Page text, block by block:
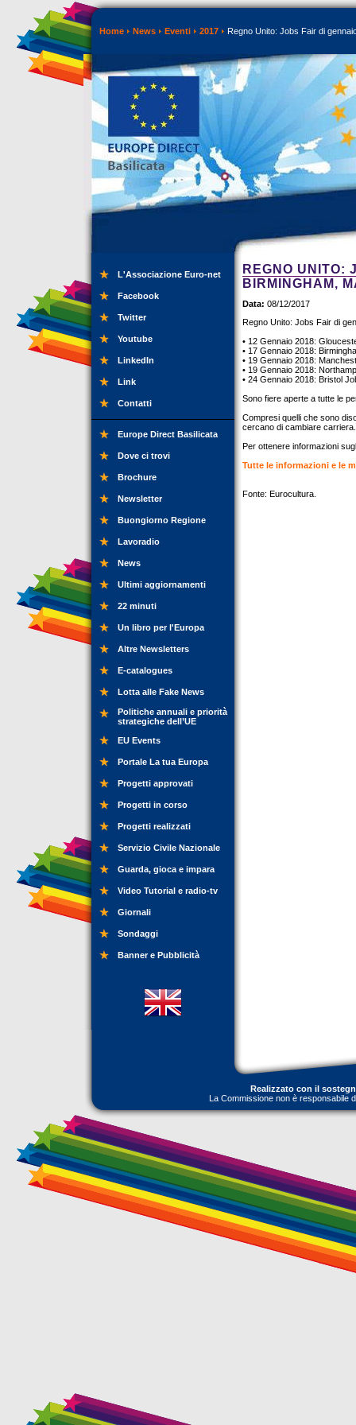
Home News Eventi 2017 Regno Unito: Jobs Fair di
L'Associazione Euro-net
Facebook
Twitter
Youtube
LinkedIn
Link
Contatti
Europe Direct Basilicata
Dove ci trovi
Brochure
Newsletter
Buongiorno Regione
Lavoradio
News
Ultimi aggiornamenti
22 minuti
Un libro per l'Europa
Altre Newsletters
E-catalogues
Lotta alle Fake News
Politiche annuali e priorità
strategiche dell’UE
EU Events
Portale La tua Europa
Progetti approvati
Progetti in corso
Progetti realizzati
Servizio Civile Nazionale
Guarda, gioca e impara
Video Tutorial e radio-tv
Giornali
Sondaggi
Banner e Pubblicità
REGNO UNITO:
BIRMINGHAM,
Data: 08/12/2017
Regno Unito: Jobs Fair di
• 12 Gennaio 2018:
• 17 Gennaio 2018:
• 19 Gennaio 2018:
• 19 Gennaio 2018:
• 24 Gennaio 2018: Bristol
Sono fiere aperte a tutte le
Compresi quelli che sono
cercano di cambiare carriera.
Per ottenere informazioni
Tutte le informazioni e le
Fonte: Eurocultura.
Realizzato con il
La Commissione non è responsabile